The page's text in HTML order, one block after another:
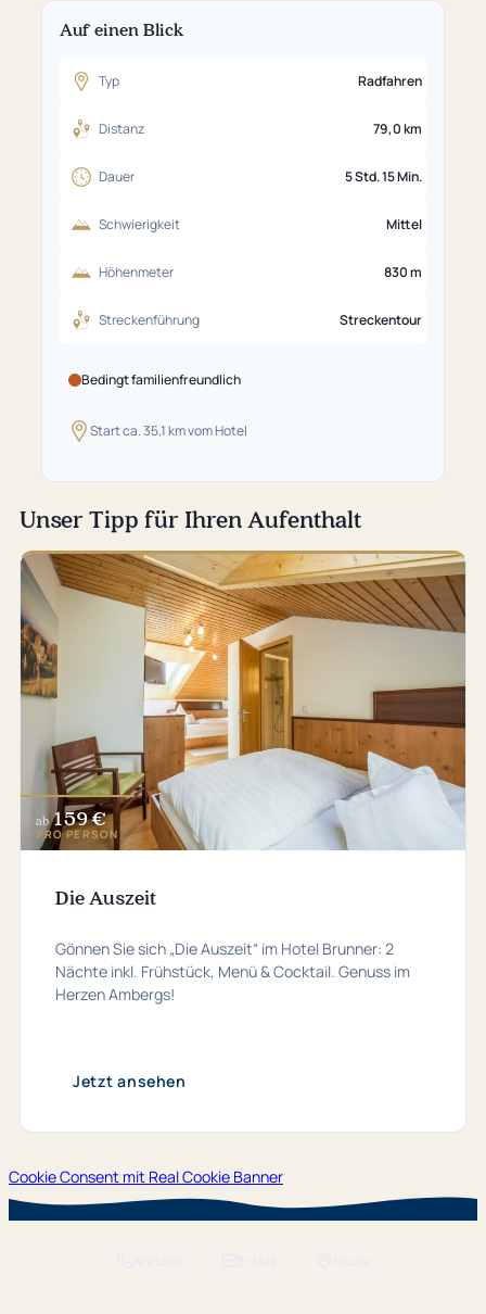
Auf einen Blick
Typ Radfahren
Distanz 79,0 km
Dauer 5 Std. 15 Min.
Schwierigkeit Mittel
Höhenmeter 830 m
Streckenführung Streckentour
Bedingt familienfreundlich
Start ca. 35,1 km vom Hotel
Unser Tipp für Ihren Aufenthalt
ab 159 €
PRO PERSON
Die Auszeit
Gönnen Sie sich „Die Auszeit“ im Hotel Brunner: 2
Nächte inkl. Frühstück, Menü & Cocktail. Genuss im
Herzen Ambergs!
Jetzt ansehen
Cookie Consent mit Real Cookie Banner